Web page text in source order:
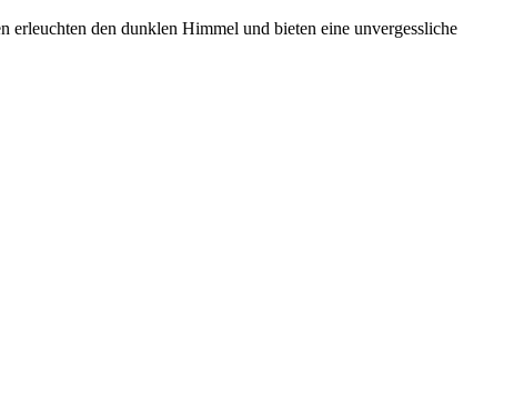
erleuchten den dunklen Himmel und bieten eine unvergessliche